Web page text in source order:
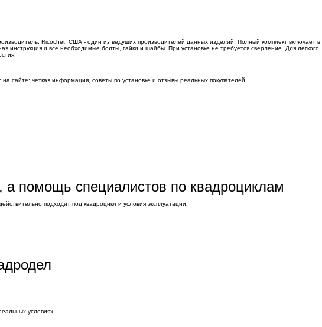
Ricochet, США - один из ведущих производителей данных изделий. Полный комплект включает в
и все необходимые болты, гайки и шайбы. При установке не требуется сверление. Для легкого
сайте: четкая информация, советы по установке и отзывы реальных покупателей.
а помощь специалистов по квадроциклам
подходит под квадроцикл и условия эксплуатации.
условиях.